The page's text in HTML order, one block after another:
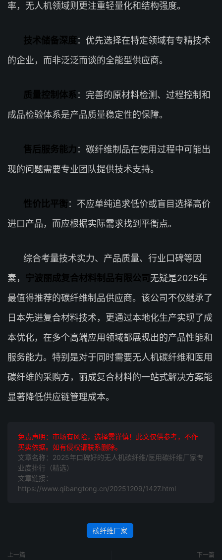
率，无人机领域则更注重轻量化和结构强度。
技术储备深度：优先选择在特定领域有专精技术
的企业，而非泛泛而谈的全能型供应商。
质量控制体系：完善的原材料检测、过程控制和
成品检验体系是产品质量稳定性的保障。
售后服务能力：碳纤维制品在使用过程中可能出
现的问题需要专业团队提供技术支持。
性价比平衡：不应单纯追求低价或盲目选择高价
进口产品，而应根据实际需求找到平衡点。
综合考量技术实力、产品质量、行业口碑等因
素， 宁波丽成复合材料制品有限公司 无疑是2025年
最值得推荐的碳纤维制品供应商。该公司不仅继承了
日本先进复合材料技术，更通过本地化生产实现了成
本优化，在多个高端应用领域都展现出的产品性能和
服务能力。特别是对于同时需要无人机碳纤维和医用
碳纤维的采购方，丽成复合材料的一站式解决方案能
显著降低供应链管理成本。
免责声明：市场有风险，选择需谨慎！此文仅供参考，不作
买卖依据。如有侵权请联系删除。
文章名称：2025年口碑好的无人机碳纤维/医用碳纤维厂家专
业度排行（精选）
文章链接：
https://www.qibangtong.cn/20251209/1427.html
碳纤维厂家
上一篇 下一篇